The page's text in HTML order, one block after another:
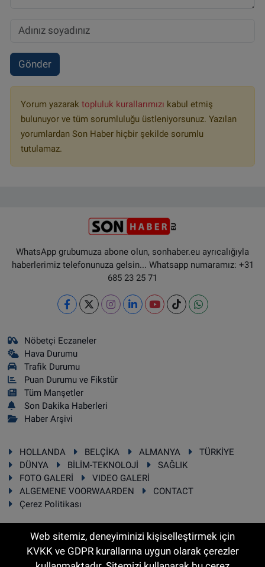
Gönder
Yorum yazarak topluluk kurallarımızı kabul etmiş
bulunuyor ve tüm sorumluluğu üstleniyorsunuz. Yazılan
yorumlardan Son Haber hiçbir şekilde sorumlu
tutulamaz.
WhatsApp grubumuza abone olun, sonhaber.eu ayrıcalığıyla
haberlerimiz telefonunuza gelsin... Whatsapp numaramız: +31
685 23 25 71
Nöbetçi Eczaneler
Hava Durumu
Trafik Durumu
Puan Durumu ve Fikstür
Tüm Manşetler
Son Dakika Haberleri
Haber Arşivi
HOLLANDA BELÇİKA ALMANYA
TÜRKİYE
DÜNYA
BİLİM-TEKNOLOJİ
SAĞLIK
FOTO GALERİ
VIDEO GALERİ
ALGEMENE VOORWAARDEN
CONTACT
Çerez Politikası
RSS Copyright © 2025 Sonhaber.eu Her hakkı saklıdır.
Web sitemiz, deneyiminizi kişiselleştirmek için
KVKK ve GDPR kurallarına uygun olarak çerezler